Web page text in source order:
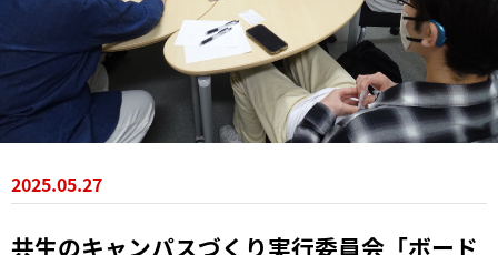
2025.05.27
共生のキャンパスづくり実行委員会「ボード